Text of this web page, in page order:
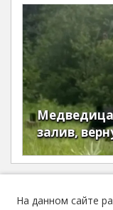
залив,
На данном сайте